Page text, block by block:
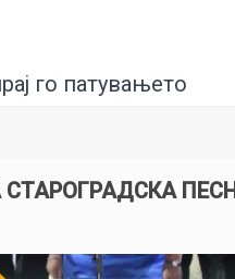
го патувањето
СТАРОГРАДСКА